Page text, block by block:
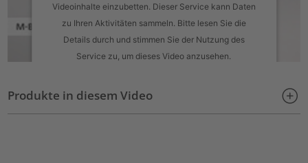
Videoinhalte einzubetten. Dieser Service kann Daten
zu Ihren Aktivitäten sammeln. Bitte lesen Sie die
Details durch und stimmen Sie der Nutzung des
Service zu, um dieses Video anzusehen.
Mehr Informationen
Produkte in diesem Video